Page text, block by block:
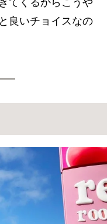
てくるからこうや
良いチョイスなの